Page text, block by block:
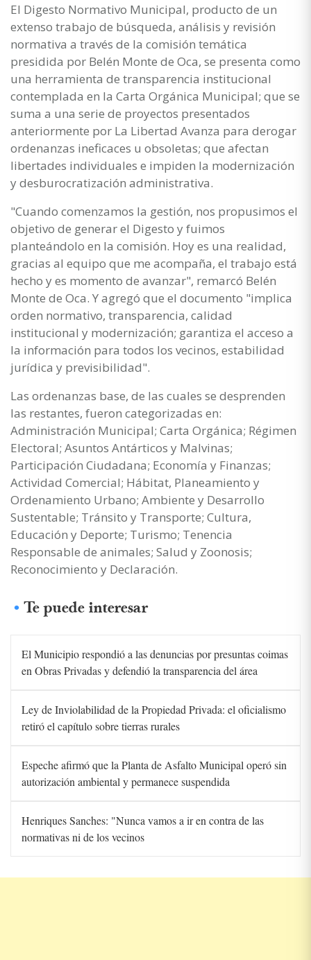
El Digesto Normativo Municipal, producto de un
extenso trabajo de búsqueda, análisis y revisión
normativa a través de la comisión temática
presidida por Belén Monte de Oca, se presenta como
una herramienta de transparencia institucional
contemplada en la Carta Orgánica Municipal; que se
suma a una serie de proyectos presentados
anteriormente por La Libertad Avanza para derogar
ordenanzas ineficaces u obsoletas; que afectan
libertades individuales e impiden la modernización
y desburocratización administrativa.
"Cuando comenzamos la gestión, nos propusimos el
objetivo de generar el Digesto y fuimos
planteándolo en la comisión. Hoy es una realidad,
gracias al equipo que me acompaña, el trabajo está
hecho y es momento de avanzar", remarcó Belén
Monte de Oca. Y agregó que el documento "implica
orden normativo, transparencia, calidad
institucional y modernización; garantiza el acceso a
la información para todos los vecinos, estabilidad
jurídica y previsibilidad".
Las ordenanzas base, de las cuales se desprenden
las restantes, fueron categorizadas en:
Administración Municipal; Carta Orgánica; Régimen
Electoral; Asuntos Antárticos y Malvinas;
Participación Ciudadana; Economía y Finanzas;
Actividad Comercial; Hábitat, Planeamiento y
Ordenamiento Urbano; Ambiente y Desarrollo
Sustentable; Tránsito y Transporte; Cultura,
Educación y Deporte; Turismo; Tenencia
Responsable de animales; Salud y Zoonosis;
Reconocimiento y Declaración.
Te puede interesar
El Municipio respondió a las denuncias por presuntas coimas
en Obras Privadas y defendió la transparencia del área
Ley de Inviolabilidad de la Propiedad Privada: el oficialismo
retiró el capítulo sobre tierras rurales
Espeche afirmó que la Planta de Asfalto Municipal operó sin
autorización ambiental y permanece suspendida
Henriques Sanches: "Nunca vamos a ir en contra de las
normativas ni de los vecinos